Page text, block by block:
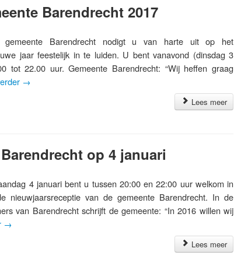
Barendrecht 2017
gemeente Barendrecht nodigt u van harte uit op het
jaar feestelijk in te luiden. U bent vanavond (dinsdag 3
tot 22.00 uur. Gemeente Barendrecht: “Wij heffen graag
→
Lees meer
op 4 januari
4 januari bent u tussen 20:00 en 22:00 uur welkom in
nieuwjaarsreceptie van de gemeente Barendrecht. In de
van Barendrecht schrijft de gemeente: “In 2016 willen wij
→
Lees meer